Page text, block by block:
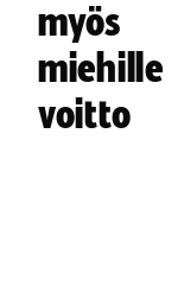
myös
miehille
voitto